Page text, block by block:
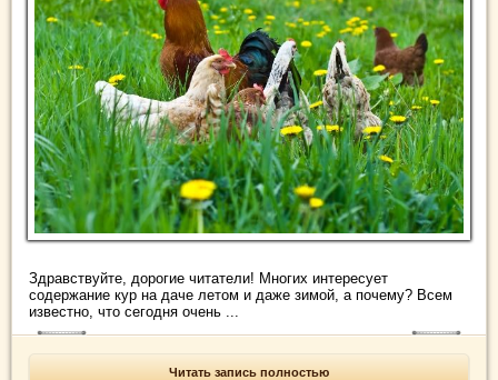
Здравствуйте, дорогие читатели! Многих интересует
содержание кур на даче летом и даже зимой, а почему? Всем
известно, что сегодня очень ...
Читать запись полностью